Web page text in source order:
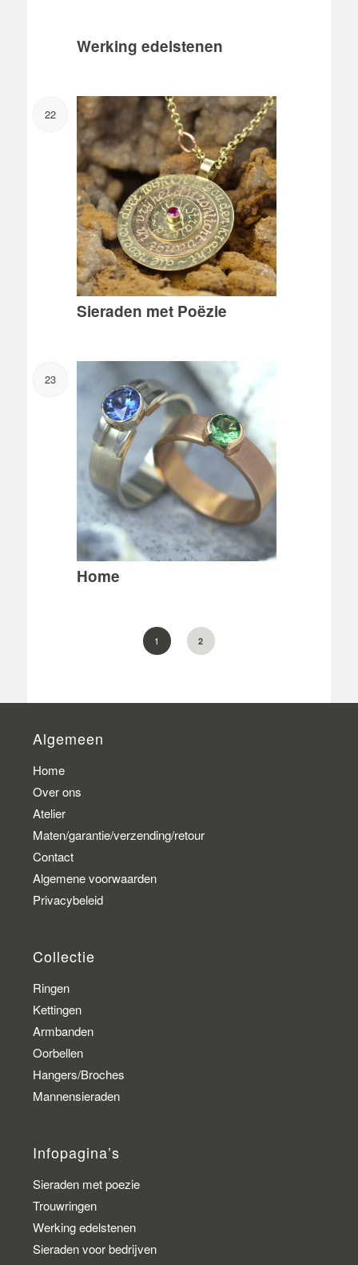
Werking edelstenen
22
Sieraden met Poëzie
23
Home
1 2
Algemeen
Home
Over ons
Atelier
Maten/garantie/verzending/retour
Contact
Algemene voorwaarden
Privacybeleid
Collectie
Ringen
Kettingen
Armbanden
Oorbellen
Hangers/Broches
Mannensieraden
Infopagina’s
Sieraden met poezie
Trouwringen
Werking edelstenen
Sieraden voor bedrijven